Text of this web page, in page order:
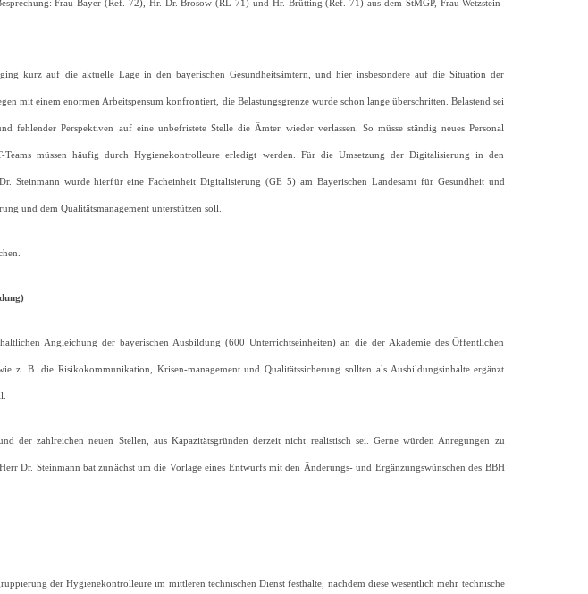
Frau Bayer (Ref. 72), Hr. Dr. Brosow (RL 71) und Hr. Brütting (Ref. 71) aus dem StMGP, Frau Wetzstein-
kurz auf die aktuelle Lage in den bayerischen Gesundheitsämtern, und hier insbesondere auf die Situation der
mit einem enormen Arbeitspensum konfrontiert, die Belastungsgrenze wurde schon lange überschritten. Belastend sei
fehlender Perspektiven auf eine unbefristete Stelle die Ämter wieder verlassen. So müsse ständig neues Personal
müssen häufig durch Hygienekontrolleure erledigt werden. Für die Umsetzung der Digitalisierung in den
Steinmann wurde hierfür eine Facheinheit Digitalisierung (GE 5) am Bayerischen Landesamt für Gesundheit und
und dem Qualitätsmanagement unterstützen soll.
Angleichung der bayerischen Ausbildung (600 Unterrichtseinheiten) an die der Akademie des Öffentlichen
z. B. die Risikokommunikation, Krisen-management und Qualitätssicherung sollten als Ausbildungsinhalte ergänzt
der zahlreichen neuen Stellen, aus Kapazitätsgründen derzeit nicht realistisch sei. Gerne würden Anregungen zu
Dr. Steinmann bat zunächst um die Vorlage eines Entwurfs mit den Änderungs- und Ergänzungswünschen des BBH
der Hygienekontrolleure im mittleren technischen Dienst festhalte, nachdem diese wesentlich mehr technische